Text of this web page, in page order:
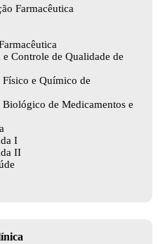
Farmacêutica
Controle de Qualidade de
e Químico de
de Medicamentos e
I
II